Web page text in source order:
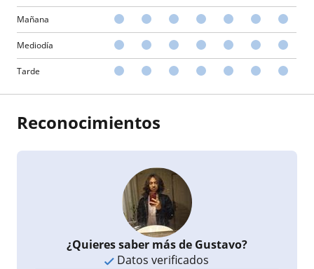
Mañana
Mediodía
Tarde
Reconocimientos
¿Quieres saber más de Gustavo?
Datos verificados